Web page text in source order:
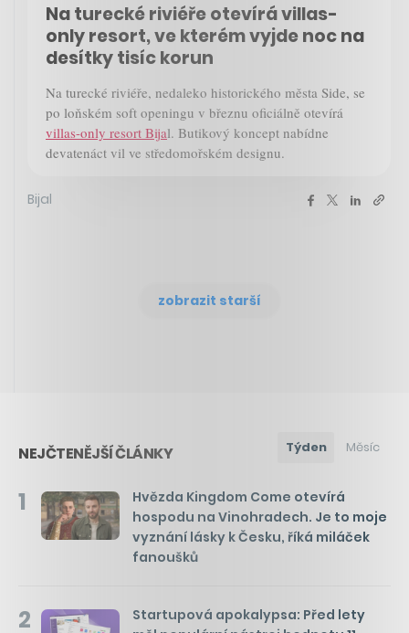
Na turecké riviéře otevírá villas-
only resort, ve kterém vyjde noc na
desítky tisíc korun
Na turecké riviéře, nedaleko historického města Side, se
po loňském soft openingu v březnu oficiálně otevírá
villas-only resort Bijal. Butikový koncept nabídne
devatenáct vil ve středomořském designu.
Bijal
zobrazit starší
NEJČTENĚJŠÍ ČLÁNKY Týden Měsíc
1
Hvězda Kingdom Come otevírá
hospodu na Vinohradech. Je to moje
vyznání lásky k Česku, říká miláček
fanoušků
2
Startupová apokalypsa: Před lety